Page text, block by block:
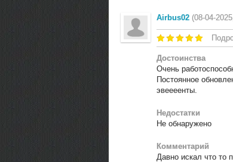
Airbus02 (08-04-
Достоинства
Очень
Постоянное
эвеееенты.
Недостатки
Не обнаружено
Комментарий
Давно искал что то